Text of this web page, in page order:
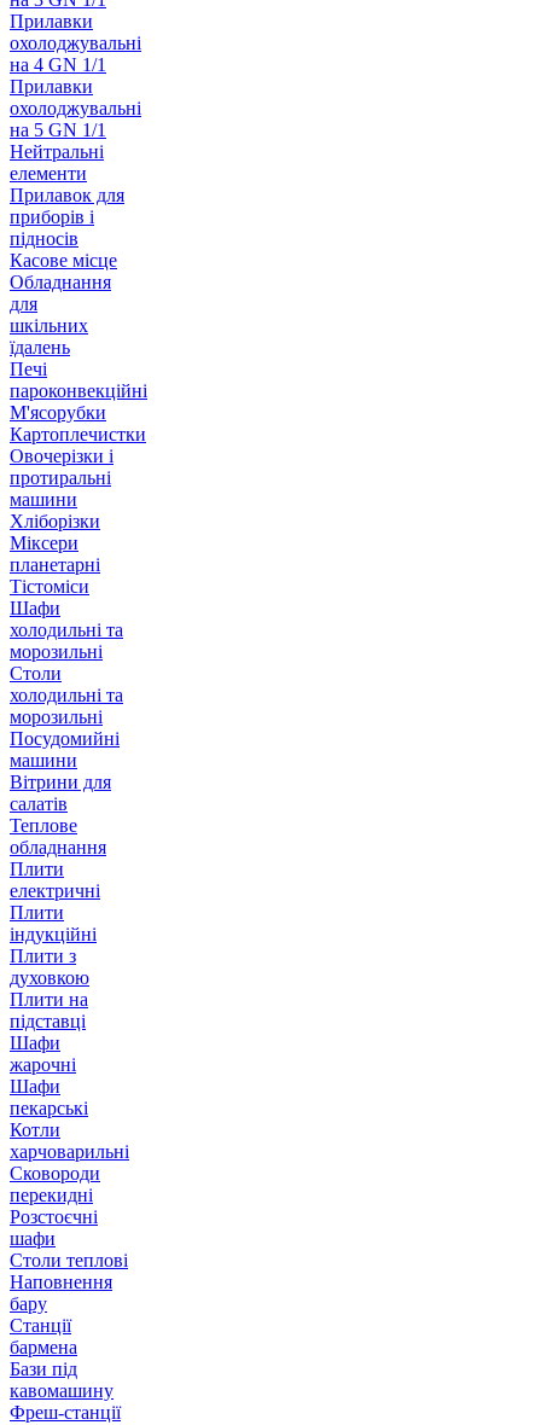
Прилавки
охолоджувальні
на 4 GN 1/1
Прилавки
охолоджувальні
на 5 GN 1/1
Нейтральні
елементи
Прилавок для
приборів і
підносів
Касове місце
Обладнання
для
шкільних
їдалень
Печі
пароконвекційні
М'ясорубки
Картоплечистки
Овочерізки і
протиральні
машини
Хліборізки
Міксери
планетарні
Тістоміси
Шафи
холодильні та
морозильні
Столи
холодильні та
морозильні
Посудомийні
машини
Вітрини для
салатів
Теплове
обладнання
Плити
електричні
Плити
індукційні
Плити з
духовкою
Плити на
підставці
Шафи
жарочні
Шафи
пекарські
Котли
харчоварильні
Сковороди
перекидні
Розстоєчні
шафи
Столи теплові
Наповнення
бару
Станції
бармена
Бази під
кавомашину
Фреш-станції